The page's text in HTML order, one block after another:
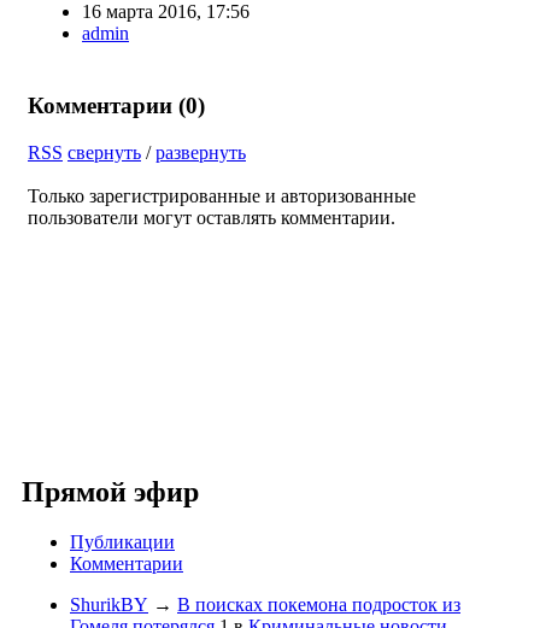
16 марта 2016, 17:56
admin
Комментарии (0)
RSS свернуть /развернуть
Только зарегистрированные и авторизованные
пользователи могут оставлять комментарии.
Прямой эфир
Публикации
Комментарии
ShurikBY → В поисках покемона подросток из